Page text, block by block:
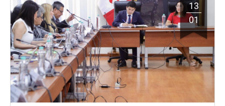
13
01